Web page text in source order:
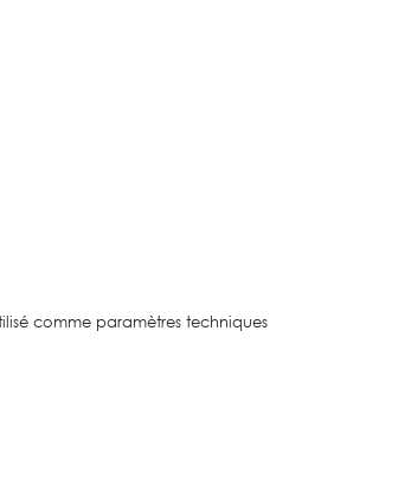
comme paramètres techniques